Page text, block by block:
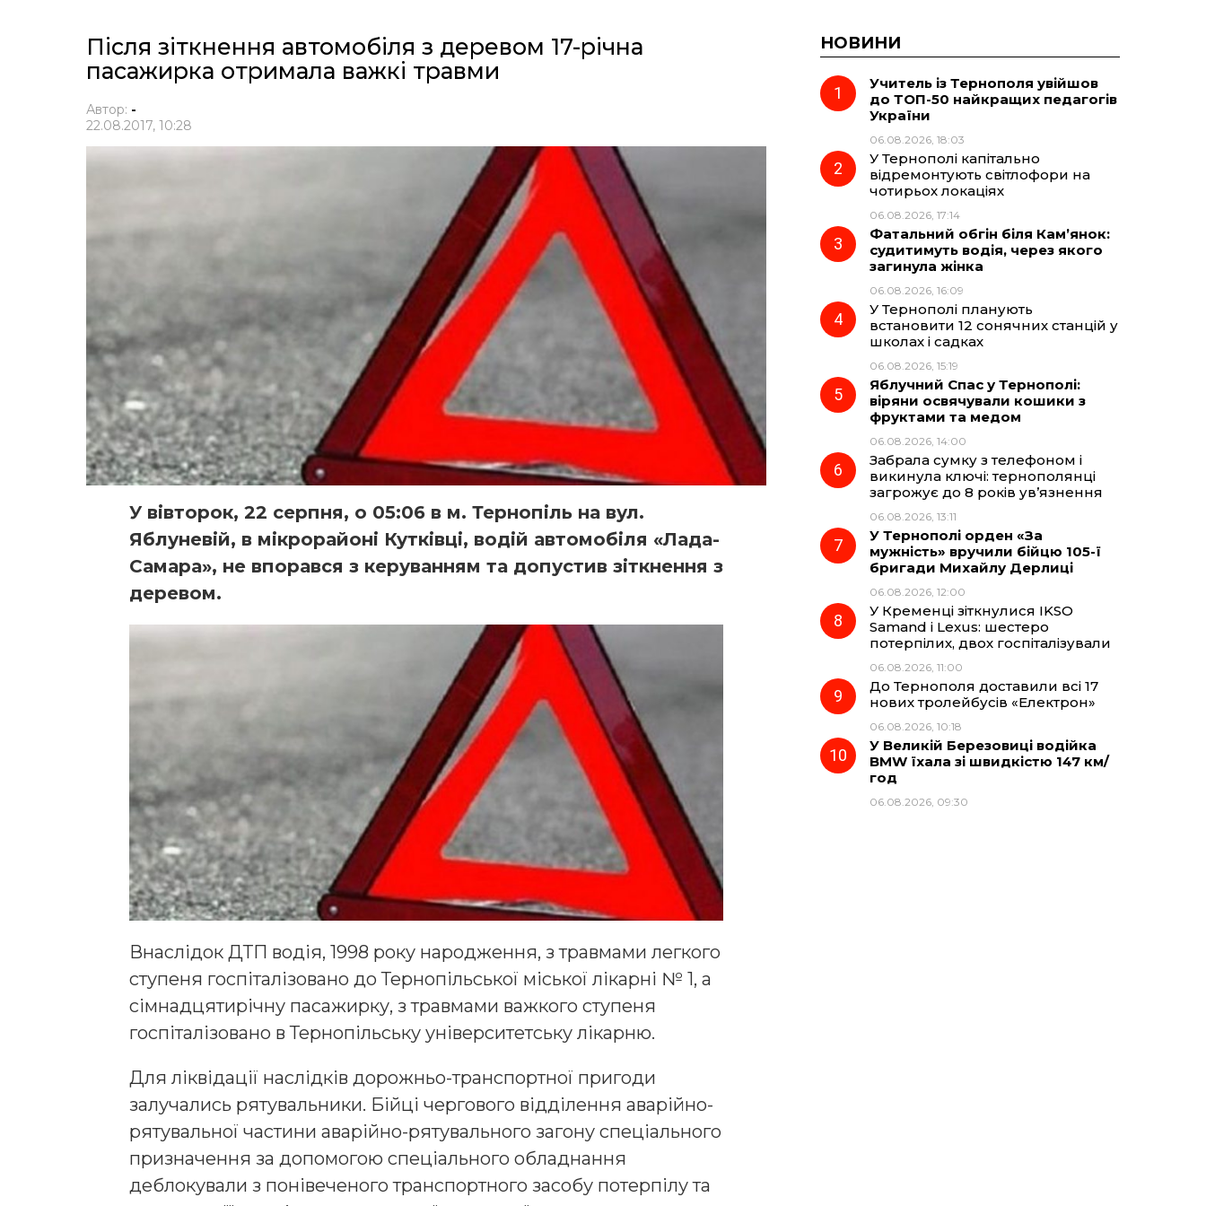
Після зіткнення автомобіля з деревом 17-річна
пасажирка отримала важкі травми
Автор: -
22.08.2017, 10:28
У вівторок, 22 серпня, о 05:06 в м. Тернопіль на вул.
Яблуневій, в мікрорайоні Кутківці, водій автомобіля «Лада-
Самара», не впорався з керуванням та допустив зіткнення з
деревом.
Внаслідок ДТП водія, 1998 року народження, з травмами легкого
ступеня госпіталізовано до Тернопільської міської лікарні № 1, а
сімнадцятирічну пасажирку, з травмами важкого ступеня
госпіталізовано в Тернопільську університетську лікарню.
Для ліквідації наслідків дорожньо-транспортної пригоди
залучались рятувальники. Бійці чергового відділення аварійно-
рятувальної частини аварійно-рятувального загону спеціального
призначення за допомогою спеціального обладнання
деблокували з понівеченого транспортного засобу потерпілу та
НОВИНИ
Учитель із Тернополя увійшов
до ТОП-50 найкращих педагогів
України
06.08.2026, 18:03
У Тернополі капітально
відремонтують світлофори на
чотирьох локаціях
06.08.2026, 17:14
Фатальний обгін біля Кам’янок:
судитимуть водія, через якого
загинула жінка
06.08.2026, 16:09
У Тернополі планують
встановити 12 сонячних станцій у
школах і садках
06.08.2026, 15:19
Яблучний Спас у Тернополі:
віряни освячували кошики з
фруктами та медом
06.08.2026, 14:00
Забрала сумку з телефоном і
викинула ключі: тернополянці
загрожує до 8 років ув’язнення
06.08.2026, 13:11
У Тернополі орден «За
мужність» вручили бійцю 105-ї
бригади Михайлу Дерлиці
06.08.2026, 12:00
У Кременці зіткнулися IKSO
Samand і Lexus: шестеро
потерпілих, двох госпіталізували
06.08.2026, 11:00
До Тернополя доставили всі 17
нових тролейбусів «Електрон»
06.08.2026, 10:18
У Великій Березовиці водійка
BMW їхала зі швидкістю 147 км/
год
06.08.2026, 09:30